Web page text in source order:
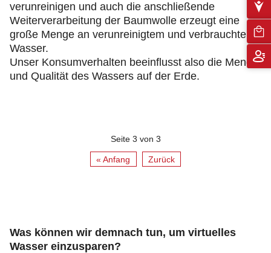
verunreinigen und auch die anschließende
Weiterverarbeitung der Baumwolle erzeugt eine
große Menge an verunreinigtem und verbrauchtem
Wasser.
Unser Konsumverhalten beeinflusst also die Menge
und Qualität des Wassers auf der Erde.
Seite 3 von 3
« Anfang Zurück
Was können wir demnach tun, um virtuelles
Wasser einzusparen?